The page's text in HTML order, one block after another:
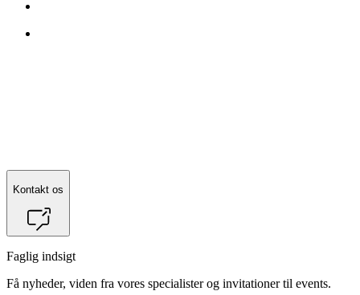
Kontakt os
Faglig indsigt
Få nyheder, viden fra vores specialister og invitationer til events.